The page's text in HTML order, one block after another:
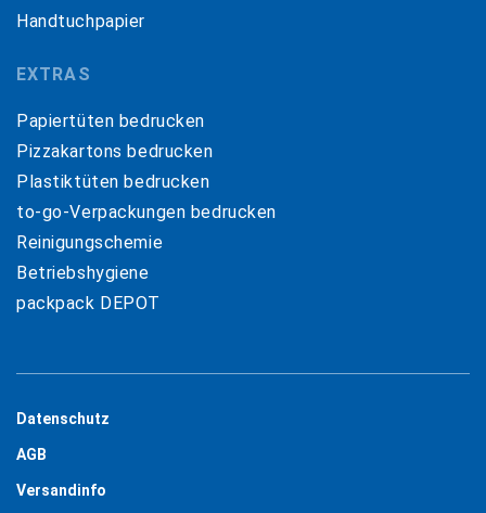
Handtuchpapier
EXTRAS
Papiertüten bedrucken
Pizzakartons bedrucken
Plastiktüten bedrucken
to-go-Verpackungen bedrucken
Reinigungschemie
Betriebshygiene
packpack DEPOT
Datenschutz
AGB
Versandinfo